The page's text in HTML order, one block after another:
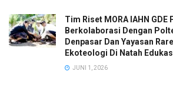
Tim Riset MORA IAHN
Berkolaborasi Dengan
Denpasar Dan Yayasan
Ekoteologi Di Natah
JUNI 1, 2026